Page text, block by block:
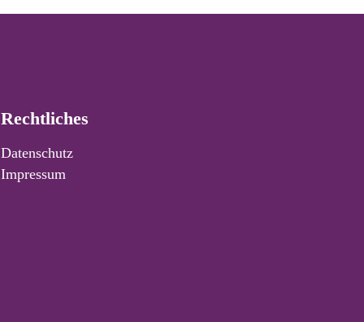
Rechtliches
Datenschutz
Impressum